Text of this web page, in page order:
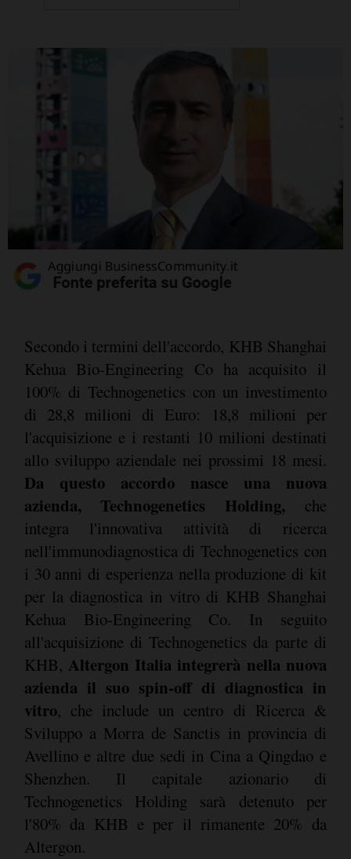
Secondo i termini dell'accordo, KHB Shanghai
Kehua Bio-Engineering Co ha acquisito il
100% di Technogenetics con un investimento
di 28,8 milioni di Euro: 18,8 milioni per
l'acquisizione e i restanti 10 milioni destinati
allo sviluppo aziendale nei prossimi 18 mesi.
Da questo accordo nasce una nuova
azienda, Technogenetics Holding, che
integra l'innovativa attività di ricerca
nell'immunodiagnostica di Technogenetics con
i 30 anni di esperienza nella produzione di kit
per la diagnostica in vitro di KHB Shanghai
Kehua Bio-Engineering Co. In seguito
all'acquisizione di Technogenetics da parte di
KHB, Altergon Italia integrerà nella nuova
azienda il suo spin-off di diagnostica in
vitro, che include un centro di Ricerca &
Sviluppo a Morra de Sanctis in provincia di
Avellino e altre due sedi in Cina a Qingdao e
Shenzhen. Il capitale azionario di
Technogenetics Holding sarà detenuto per
l'80% da KHB e per il rimanente 20% da
Altergon.